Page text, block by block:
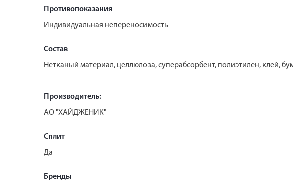
Противопоказания
Индивидуальная непереносимость
Состав
Нетканый материал, целлюлоза, суперабсорбент, полиэтилен, клей,
Производитель:
АО "ХАЙДЖЕНИК"
Сплит
Да
Бренды